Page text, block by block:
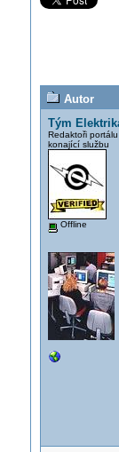
Autor
Tým
Redaktoři
konající službu
Offline